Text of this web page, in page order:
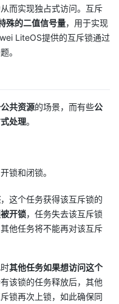
而实现独占式访问。互斥
殊的二值信号量，用于实现
LiteOS提供的互斥锁通过
。
共资源的场景，而有些公
处理。
锁和闭锁。
，这个任务获得该互斥锁的
开锁，任务失去该互斥锁
他任务将不能再对该互斥
其他任务如果想访问这个
该锁的任务释放后，其他
锁再次上锁，如此确保同